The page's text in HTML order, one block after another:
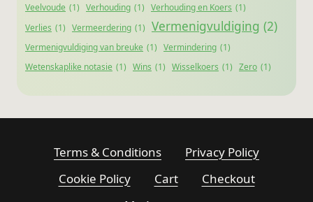
Veelvoude (1) Verhouding (1) Verhouding en Koers (1)
Verlies (1) Vermeerdering (1) Vermenigvuldiging (2)
Vermenigvuldiging van breuke (1) Vermindering (1)
Wetenskaplike notasie (1) Wins (1) Wisselkoers (1) Zero (1)
Terms & Conditions
Privacy Policy
Cookie Policy
Cart
Checkout